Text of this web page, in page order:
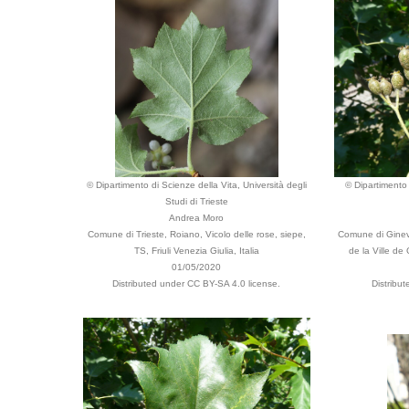
© Dipartimento di Scienze della Vita, Università degli
Studi di Trieste
Andrea Moro
Comune di Trieste, Roiano, Vicolo delle rose, siepe,
TS, Friuli Venezia Giulia, Italia
01/05/2020
Distributed under CC BY-SA 4.0 license.
©
Comune di
de la Ville de